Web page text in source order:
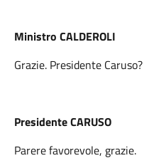
Ministro CALDEROLI
Grazie. Presidente Caruso?
Presidente CARUSO
Parere favorevole, grazie.